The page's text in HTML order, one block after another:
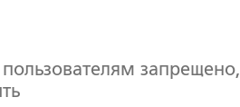
запрещено,